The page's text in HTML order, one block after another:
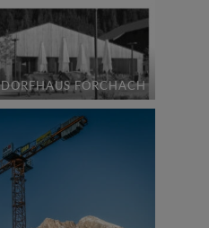
DORFHAUS FORCHACH